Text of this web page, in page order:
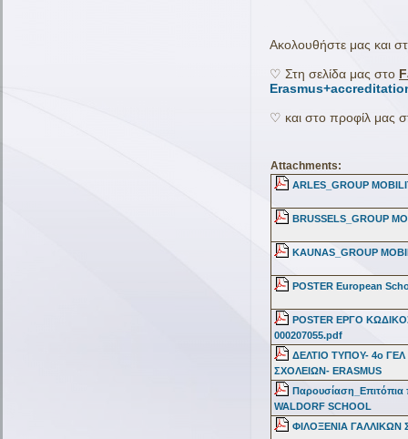
Ακολουθήστε μας και
♡ Στη σελίδα μας στο
♡ και στο προφίλ μας
Attachments:
ARLES_GROUP
BRUSSELS_GROUP
KAUNAS_GROUP
POSTER European
POSTER ΕΡΓΟ
000207055.pdf
ΔΕΛΤΙΟ ΤΥΠΟΥ- 4ο
ΣΧΟΛΕΙΩΝ- ERASMUS
WALDORF SCHOOL
ΦΙΛΟΞΕΝΙΑ ΓΑΛΛΙΚΩΝ